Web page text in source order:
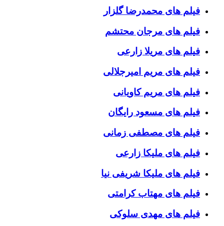
فیلم های محمدرضا گلزار
فیلم های مرجان محتشم
فیلم های مریلا زارعی
فیلم های مریم امیرجلالی
فیلم های مریم کاویانی
فیلم های مسعود رایگان
فیلم های مصطفی زمانی
فیلم های ملیکا زارعی
فیلم های ملیکا شریفی نیا
فیلم های مهتاب کرامتی
فیلم های مهدی سلوکی